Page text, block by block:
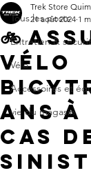
Tous les posts
Entretien &
Vélo
Accessoires et
vie du magasin
🚲
vélo
ans à
cas
Trek Store
21 août 2024 1